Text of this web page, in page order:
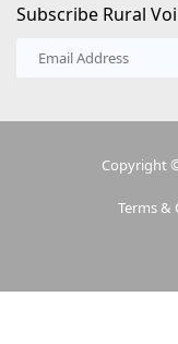
Subscribe Rural
Copyright
Terms &